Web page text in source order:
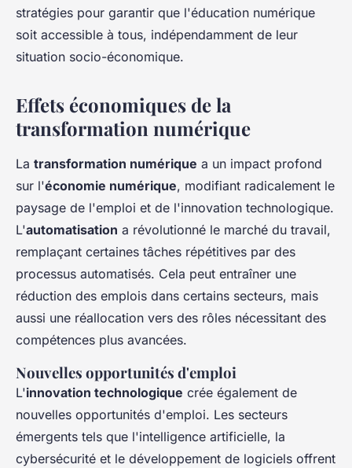
stratégies pour garantir que l'éducation numérique
soit accessible à tous, indépendamment de leur
situation socio-économique.
Effets économiques de la
transformation numérique
La transformation numérique a un impact profond
sur l'économie numérique, modifiant radicalement le
paysage de l'emploi et de l'innovation technologique.
L'automatisation a révolutionné le marché du travail,
remplaçant certaines tâches répétitives par des
processus automatisés. Cela peut entraîner une
réduction des emplois dans certains secteurs, mais
aussi une réallocation vers des rôles nécessitant des
compétences plus avancées.
Nouvelles opportunités d'emploi
L'innovation technologique crée également de
nouvelles opportunités d'emploi. Les secteurs
émergents tels que l'intelligence artificielle, la
cybersécurité et le développement de logiciels offrent